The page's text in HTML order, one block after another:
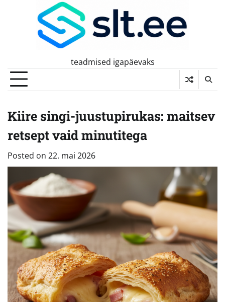
teadmised igapäevaks
Kiire singi-juustupirukas: maitsev
retsept vaid minutitega
Posted on 22. mai 2026